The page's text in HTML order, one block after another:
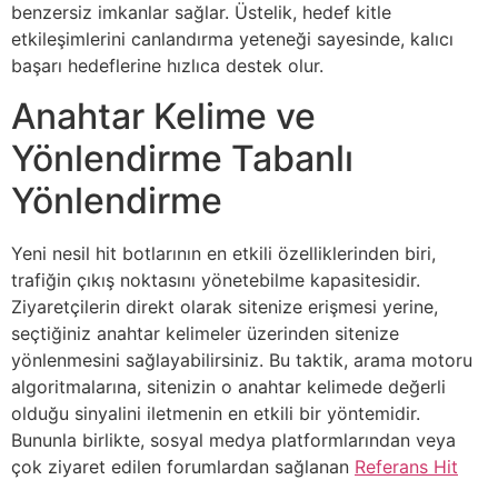
benzersiz imkanlar sağlar. Üstelik, hedef kitle
etkileşimlerini canlandırma yeteneği sayesinde, kalıcı
başarı hedeflerine hızlıca destek olur.
Anahtar Kelime ve
Yönlendirme Tabanlı
Yönlendirme
Yeni nesil hit botlarının en etkili özelliklerinden biri,
trafiğin çıkış noktasını yönetebilme kapasitesidir.
Ziyaretçilerin direkt olarak sitenize erişmesi yerine,
seçtiğiniz anahtar kelimeler üzerinden sitenize
yönlenmesini sağlayabilirsiniz. Bu taktik, arama motoru
algoritmalarına, sitenizin o anahtar kelimede değerli
olduğu sinyalini iletmenin en etkili bir yöntemidir.
Bununla birlikte, sosyal medya platformlarından veya
çok ziyaret edilen forumlardan sağlanan Referans Hit